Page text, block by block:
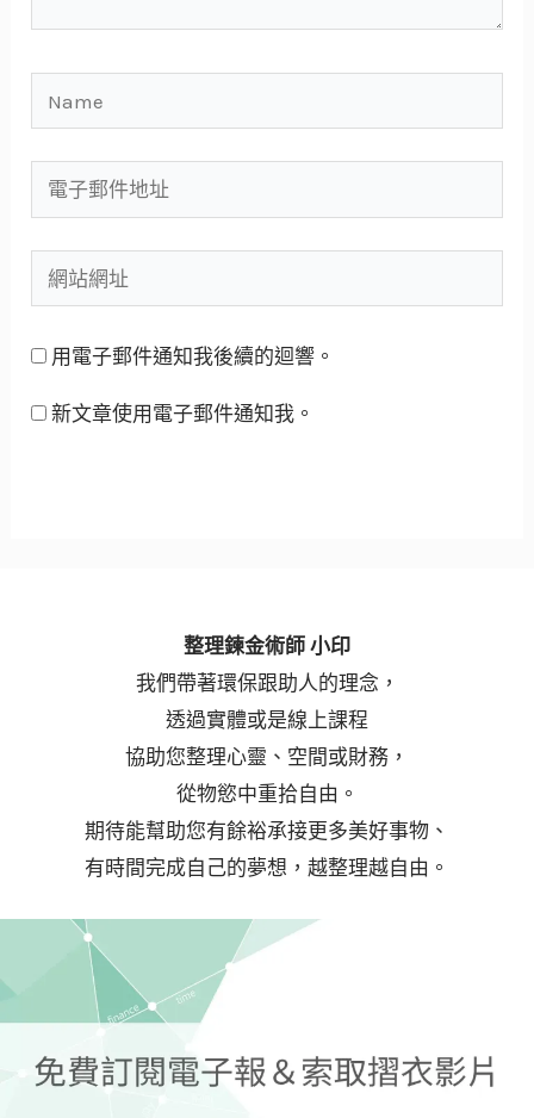
用電子郵件通知我後續的迴響。
新文章使用電子郵件通知我。
整理鍊金術師 小印
我們帶著環保跟助人的理念，
透過實體或是線上課程
協助您整理心靈、空間或財務，
從物慾中重拾自由。
期待能幫助您有餘裕承接更多美好事物、
有時間完成自己的夢想，越整理越自由。